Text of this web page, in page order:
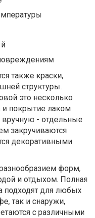
также краски,
структуры.
это несколько
покрытие лаком
вручную - отдельные
закручиваются
декоративными
форм,
и отдыхом. Полная
подходят для любых
так и снаружи,
с различными